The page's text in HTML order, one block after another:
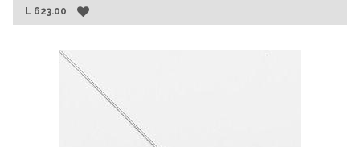
L 623.00